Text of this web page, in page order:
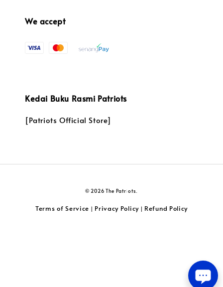
We accept
Kedai Buku Rasmi Patriots
[Patriots Official Store]
© 2026 The Patriots.
Terms of Service | Privacy Policy| Refund Policy